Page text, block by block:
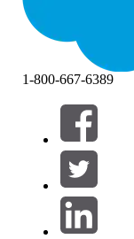
Filtri (0)
SELEZIONA FILTRI
Area prodotti
1-800-667-6389